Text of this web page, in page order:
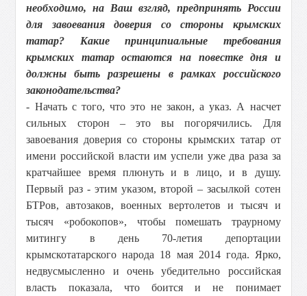
необходимо, на Ваш взгляд, предпринять России
для завоевания доверия со стороны крымских
татар? Какие принципиальные требования
крымских татар остаются на повестке дня и
должны быть разрешены в рамках российского
законодательства?
- Начать с того, что это не закон, а указ. А насчет
сильных сторон – это вы погорячились. Для
завоевания доверия со стороны крымских татар от
имени российской власти им успели уже два раза за
кратчайшее время плюнуть и в лицо, и в душу.
Первый раз - этим указом, второй – засылкой сотен
БТРов, автозаков, военных вертолетов и тысяч и
тысяч «робокопов», чтобы помешать траурному
митингу в день 70-летия депортации
крымскотатарского народа 18 мая 2014 года. Ярко,
недвусмысленно и очень убедительно российская
власть показала, что боится и не понимает